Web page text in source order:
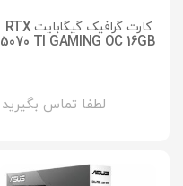
کارت گرافیک گیگابایت RTX
5070 TI GAMING OC 16GB
لطفا تماس بگیرید